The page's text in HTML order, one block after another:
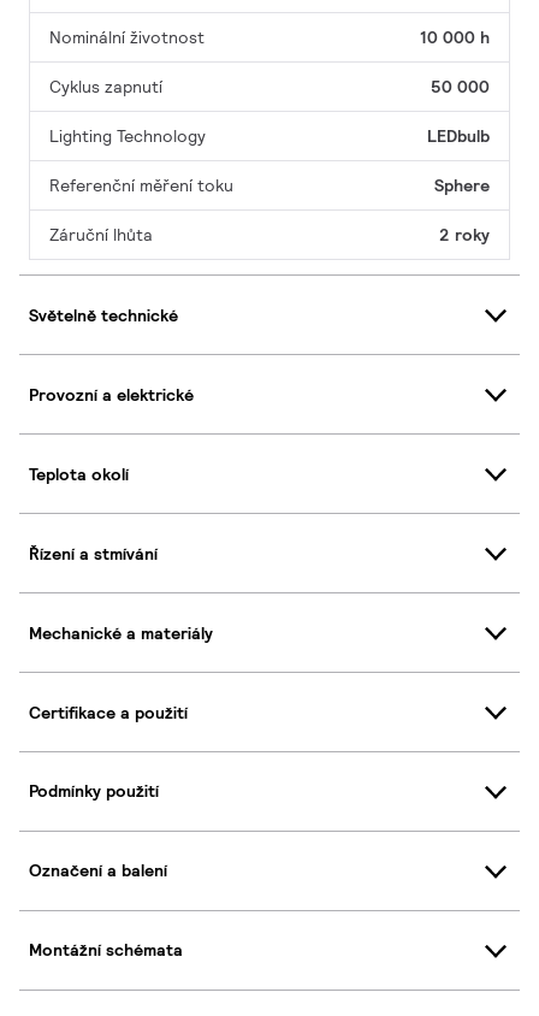
Nominální životnost 10 000 h
Cyklus zapnutí 50 000
Lighting Technology LEDbulb
Referenční měření toku Sphere
Záruční lhůta 2 roky
Světelně technické
Provozní a elektrické
Teplota okolí
Řízení a stmívání
Mechanické a materiály
Certifikace a použití
Podmínky použití
Označení a balení
Montážní schémata